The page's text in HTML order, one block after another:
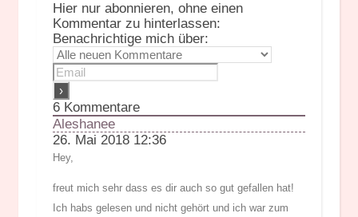
Hier nur abonnieren, ohne einen
Kommentar zu hinterlassen:
Benachrichtige mich über:
6 Kommentare
Aleshanee
26. Mai 2018 12:36
Hey,
freut mich sehr dass es dir auch so gut gefallen hat!
Ich habs gelesen und nicht gehört und ich war zum